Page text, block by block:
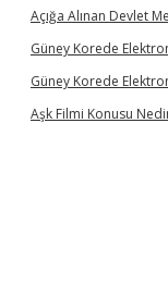
Açığa Alınan Devlet
Güney Korede
Güney Korede
Aşk Filmi Konusu